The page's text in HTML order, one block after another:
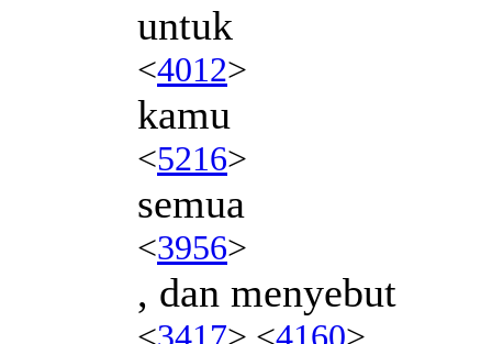
untuk
<4012>
kamu
<5216>
semua
<3956>
, dan menyebut